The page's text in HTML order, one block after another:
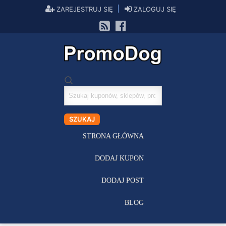
ZAREJESTRUJ SIĘ ZALOGUJ SIĘ
Szukaj
kuponów
SZUKAJ
STRONA GŁÓWNA
DODAJ KUPON
DODAJ POST
BLOG